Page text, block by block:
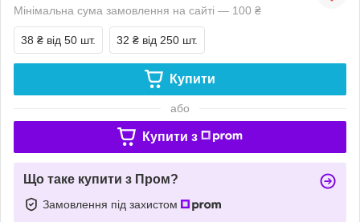
Мінімальна сума замовлення на сайті — 100 ₴
38 ₴ від 50 шт. 32 ₴ від 250 шт.
Купити
або
Купити з
Що таке купити з Пром?
Замовлення під захистом